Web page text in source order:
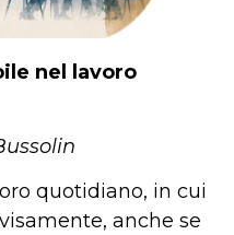
nel lavoro
quotidiano, in cui
anche se